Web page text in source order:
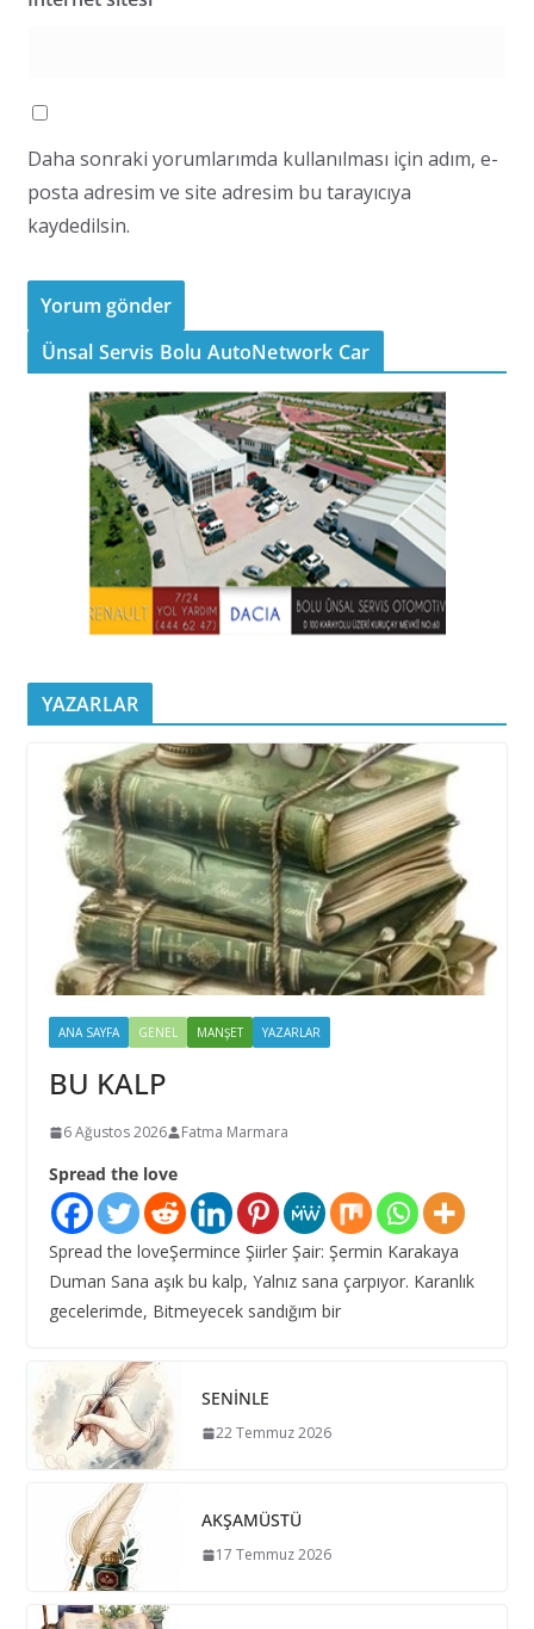
Daha sonraki yorumlarımda kullanılması için adım, e-
posta adresim ve site adresim bu tarayıcıya
kaydedilsin.
Ünsal Servis Bolu AutoNetwork Car
YAZARLAR
ANA SAYFA GENEL MANŞET YAZARLAR
BU KALP
6 Ağustos 2026 Fatma Marmara
Spread the love
Spread the loveŞermince Şiirler Şair: Şermin Karakaya
Duman Sana aşık bu kalp, Yalnız sana çarpıyor. Karanlık
gecelerimde, Bitmeyecek sandığım bir
SENİNLE
22 Temmuz 2026
AKŞAMÜSTÜ
17 Temmuz 2026